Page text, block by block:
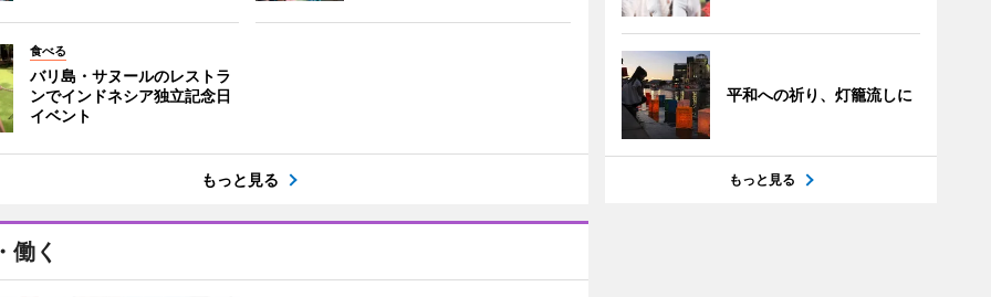
食べる
バリ島・サヌールのレストラ
ンでインドネシア独立記念日
イベント
もっと見る
働く
平和への祈り、灯籠流しに
もっと見る